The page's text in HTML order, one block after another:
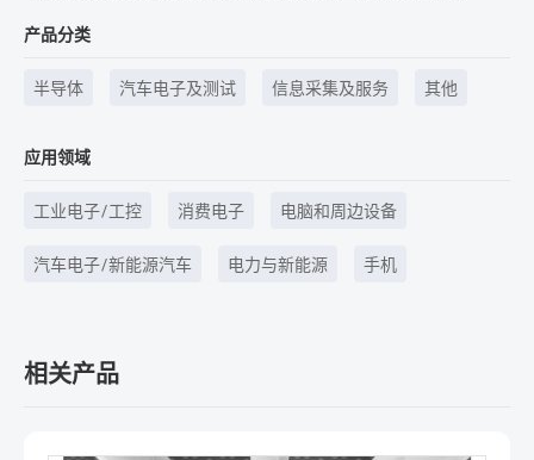
产品分类
半导体 汽车电子及测试 信息采集及服务 其他
应用领域
工业电子/工控 消费电子 电脑和周边设备
汽车电子/新能源汽车 电力与新能源 手机
相关产品